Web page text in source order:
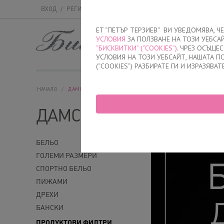
ET “ПЕТЪР ТЕРЗИЕВ“ ВИ
УСЛОВИЯ ЗА ПОЛЗВАНЕ НА ТОЗИ
“БИСКВИТКИ” (“COOKIES”). ЧРЕЗ
УСЛОВИЯ НА ТОЗИ УЕБСАЙТ, НАШАТА
(“COOKIES”) РАЗБИРАТЕ ГИ И
ВХОД / РЕГИСТРАЦИЯ
МЪЖКО
НАЧАЛО / ДАМСКО
ДАМСКО
БЕЛЬО
ГОЛЕМИ РАЗМЕРИ
СПОРТНО БЕЛЬО
ПИЖАМИ
ДРЕХИ
БАНСКИ